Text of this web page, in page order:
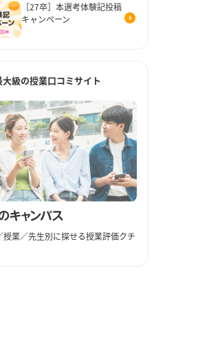
［27卒］本選考体験記投稿
キャンペーン
大級の授業口コミサイト
授業／先生別に探せる授業評価クチ